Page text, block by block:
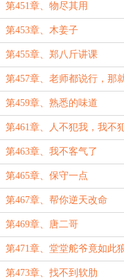
第451章、物尽其用
第453章、木姜子
第455章、郑八斤讲课
第457章、老师都说行，那
行！
第459章、熟悉的味道
第461章、人不犯我，我不
第463章、我不客气了
第465章、保守一点
第467章、帮你逆天改命
第469章、唐二哥
第471章、堂堂舵爷竟如此
第473章、找不到软肋